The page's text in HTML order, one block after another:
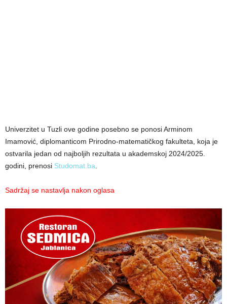
Univerzitet u Tuzli ove godine posebno se ponosi Arminom
Imamović, diplomanticom Prirodno-matematičkog fakulteta, koja je
ostvarila jedan od najboljih rezultata u akademskoj 2024/2025.
godini, prenosi Studomat.ba
Sadržaj se nastavlja nakon oglasa